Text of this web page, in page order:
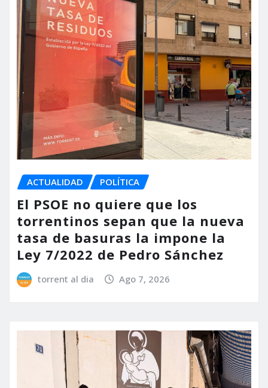
ACTUALIDAD POLÍTICA
El PSOE no quiere que los
torrentinos sepan que la nueva
tasa de basuras la impone la
Ley 7/2022 de Pedro Sánchez
torrent al dia Ago 7, 2026